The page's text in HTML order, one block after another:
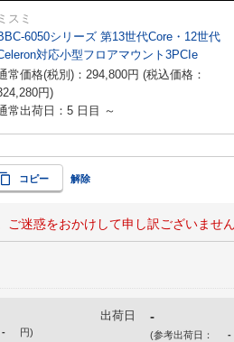
ミスミ
6050シリーズ 第13世代Core・12世代
対応小型フロアマウント3PCIe
常価格(税別)： 294,800円 (税込価格：
円)
常出荷日：5 日目 ～
コピー 解除
迷惑をおかけして申し訳ございません
- 円)
出荷日 -
(参考出荷日： -